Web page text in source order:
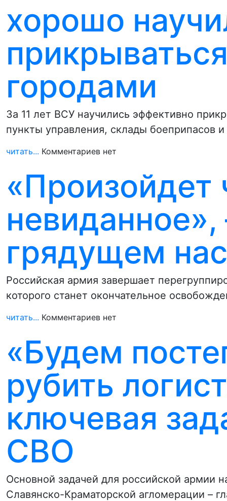
хорошо
городами
За 11 лет ВСУ научились эффективно
пункты управления, склады боеприпасов
читать... Комментариев нет
«Произойдет
невиданное»,
грядущем
Российская армия завершает
которого станет окончательное
читать... Комментариев нет
«Будем
рубить
ключевая
СВО
Основной задачей для российской армии
Славянско-Краматорской агломерации –